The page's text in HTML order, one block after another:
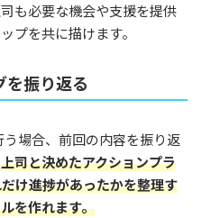
も必要な機会や支援を提供
プを共に描けます。
振り返る
場合、前回の内容を振り返
上司と決めたアクションプラ
け進捗があったかを整理す
を作れます。